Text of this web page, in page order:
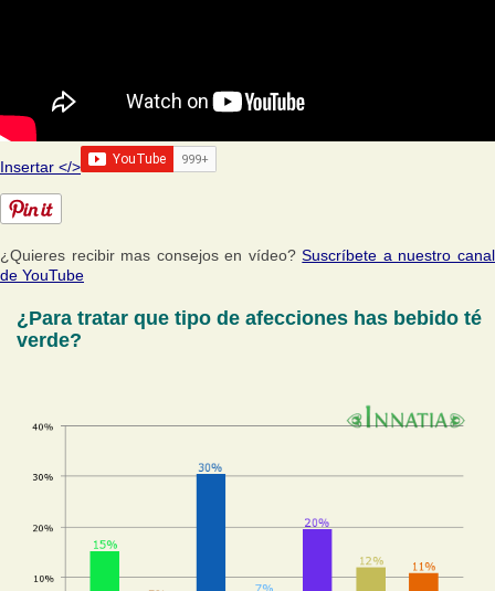
Insertar </>
¿Quieres recibir mas consejos en vídeo?Suscríbete a nuestro canal
de YouTube
¿Para tratar que tipo de afecciones has bebido té
verde?